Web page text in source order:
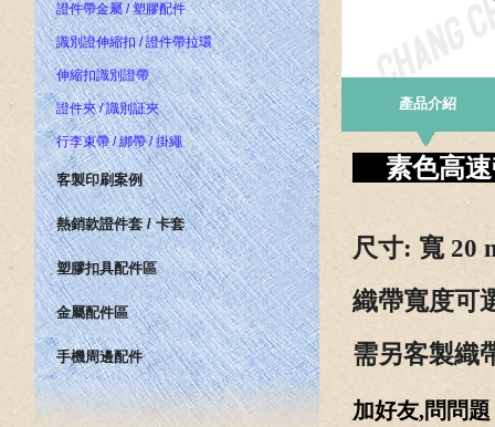
證件帶金屬 / 塑膠配件
識別證伸縮扣 / 證件帶拉環
伸縮扣識別證帶
證件夾 / 識別証夾
行李束帶 / 綁帶 / 掛繩
客製印刷案例
熱銷款證件套 / 卡套
塑膠扣具配件區
金屬配件區
手機周邊配件
產品介紹
素色高
尺寸: 寬 20
織帶寬度可
需另客製織
加好友,問問